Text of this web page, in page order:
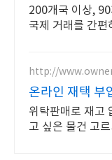
입하면 100$ 지
200개국 이상,
국제 거래를 간편
http://
온라인 재택 부
위탁판매로 재고
고 싶은 물건 고르